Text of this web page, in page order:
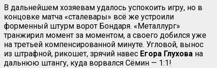
В дальнейшем хозяевам удалось успокоить игру, но в
концовке матча «сталевары» всё же устроили
форменный штурм ворот Бондаря. «Металлург»
транжирил момент за моментом, а своего добился уже
на третьей компенсированной минуте. Угловой, вынос
из штрафной, рикошет, зрячий навес Егора Глухова на
дальнюю штангу, куда ворвался Сёмин — 1:1!